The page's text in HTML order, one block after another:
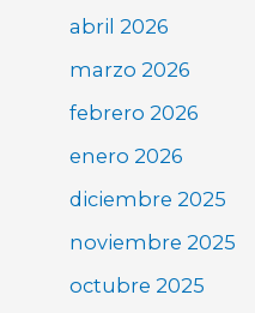
abril 2026
marzo 2026
febrero 2026
enero 2026
diciembre 2025
noviembre 2025
octubre 2025